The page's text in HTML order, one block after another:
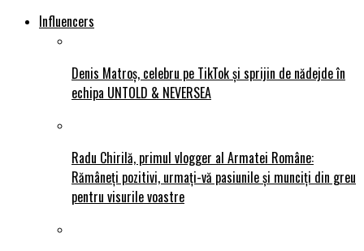
Influencers
Denis Matroș, celebru pe TikTok și sprijin de nădejde în
echipa UNTOLD & NEVERSEA
Radu Chirilă, primul vlogger al Armatei Române:
Rămâneți pozitivi, urmați-vă pasiunile și munciți din greu
pentru visurile voastre